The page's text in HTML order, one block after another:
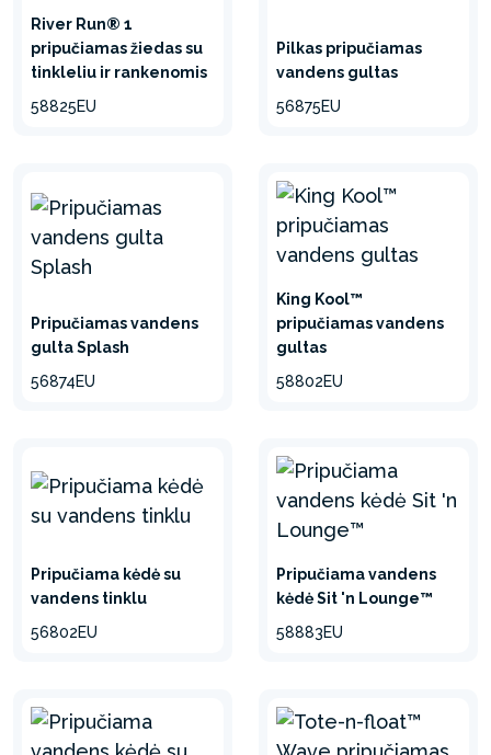
River Run® 1
pripučiamas žiedas su
tinkleliu ir rankenomis
58825EU
Pilkas pripučiamas
vandens gultas
56875EU
Pripučiamas vandens
gulta Splash
56874EU
King Kool™
pripučiamas vandens
gultas
58802EU
Pripučiama kėdė su
vandens tinklu
56802EU
Pripučiama vandens
kėdė Sit 'n Lounge™
58883EU